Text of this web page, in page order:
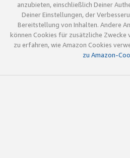
anzubieten, einschließlich Deiner
Deiner Einstellungen, der
Bereitstellung von Inhalten. Andere
können Cookies für zusätzliche Zwecke
zu erfahren, wie Amazon Cookies
zu Amazon-